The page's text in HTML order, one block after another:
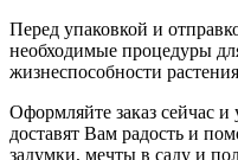
Перед упаковкой и
необходимые процедуры
жизнеспособности
Оформляйте заказ сейчас
доставят Вам радость и
задумки, мечты в саду и